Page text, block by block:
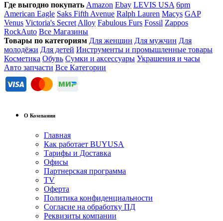
Где выгодно покупать Amazon Ebay LEVIS USA 6pm
American Eagle Saks Fifth Avenue Ralph Lauren Macys GAP
Venus Victoria's Secret Alloy Fabulous Furs Fossil Zappos
RockAuto Все Магазины
Товары по категориям Для женщин Для мужчин Для
молодёжи Для детей Инструменты и промышленные товары
Косметика Обувь Сумки и аксессуары Украшения и часы
Авто запчасти Все Категории
О Компании
Главная
Как работает BUYUSA
Тарифы и Доставка
Офисы
Партнерская программа
TV
Оферта
Политика конфиденциальности
Согласие на обработку ПД
Реквизиты компании